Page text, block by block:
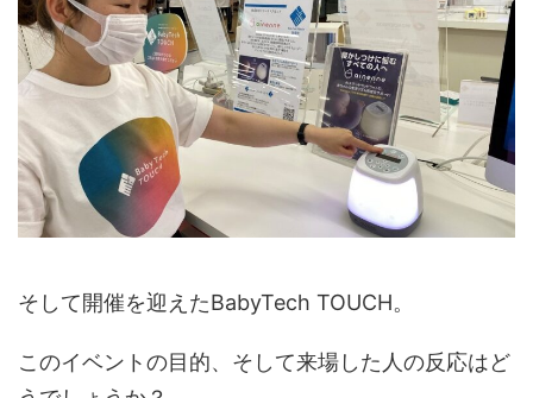
そして開催を迎えたBabyTech TOUCH。
このイベントの目的、そして来場した人の反応はど